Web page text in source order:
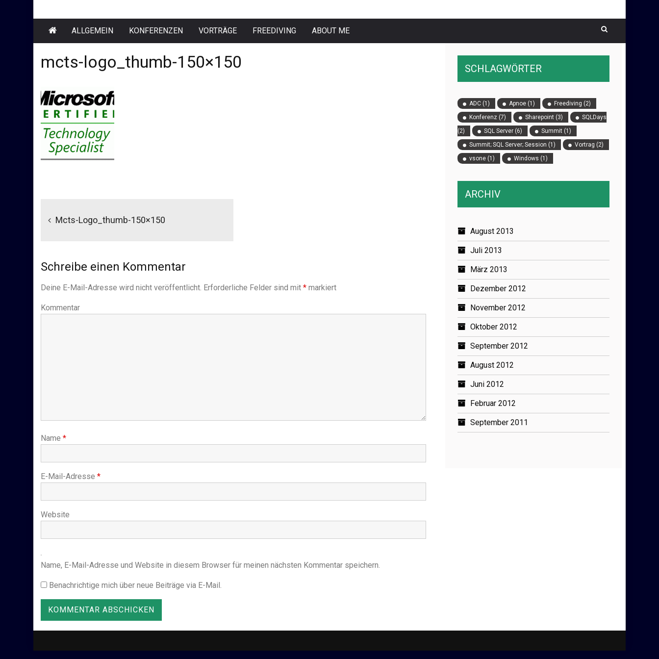
ALLGEMEIN KONFERENZEN VORTRÄGE FREEDIVING ABOUT ME
mcts-logo_thumb-150×150
Mcts-Logo_thumb-150×150
Schreibe einen Kommentar
Deine E-Mail-Adresse wird nicht veröffentlicht. Erforderliche Felder sind mit * markiert
Kommentar
Name *
E-Mail-Adresse *
Website
Name, E-Mail-Adresse und Website in diesem Browser für meinen nächsten Kommentar speichern.
Benachrichtige mich über neue Beiträge via E-Mail.
SCHLAGWÖRTER
ADC (1) Apnoe (1) Freediving (2)
Konferenz (7) Sharepoint (3)
SQLDays
(2)
SQL Server (6) Summit (1)
Summit; SQL Server; Session (1) Vortrag (2)
vsone (1) Windows (1)
ARCHIV
August 2013
Juli 2013
März 2013
Dezember 2012
November 2012
Oktober 2012
September 2012
August 2012
Juni 2012
Februar 2012
September 2011